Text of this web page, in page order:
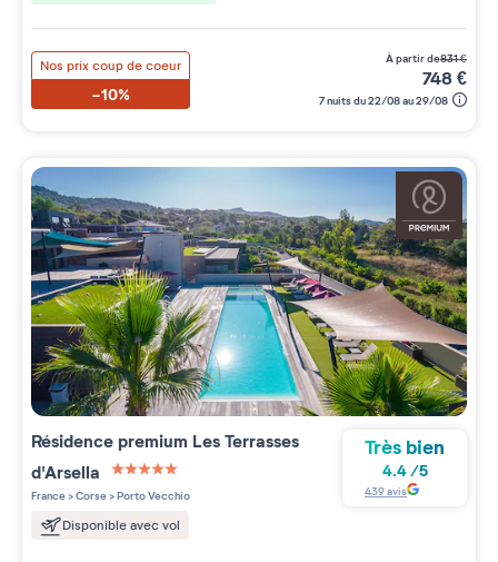
Nos prix coup de coeur
-10%
à partir de831€
748€
7 nuits du 22/08 au 29/08
Résidence premium Les Terrasses
d'Arsella
5 étoiles sur 5
France>Corse>Porto Vecchio
Disponible avec vol
Très bien
4.4/5
439avis